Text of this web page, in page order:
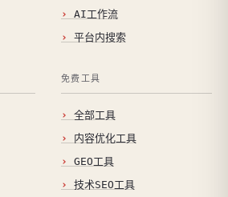
AI工作流
平台内搜索
免费工具
全部工具
内容优化工具
GEO工具
技术SEO工具